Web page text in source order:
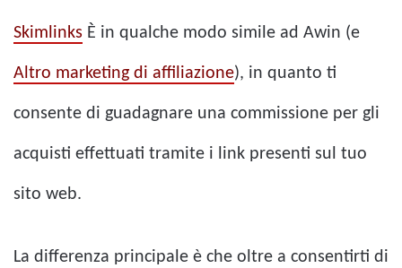
Skimlinks È in qualche modo simile ad Awin (e
Altro marketing di affiliazione), in quanto ti
consente di guadagnare una commissione per gli
acquisti effettuati tramite i link presenti sul tuo
sito web.
La differenza principale è che oltre a consentirti di